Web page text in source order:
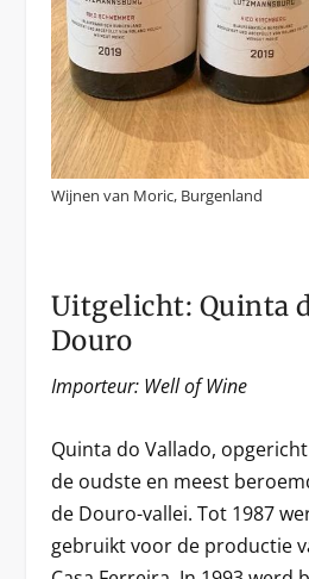
Wijnen van Moric, Burgenland
Uitgelicht: Quinta
Douro
Importeur: Well of Wine
Quinta do Vallado,
de oudste en meest
de Douro-vallei. Tot 1987
gebruikt voor de productie